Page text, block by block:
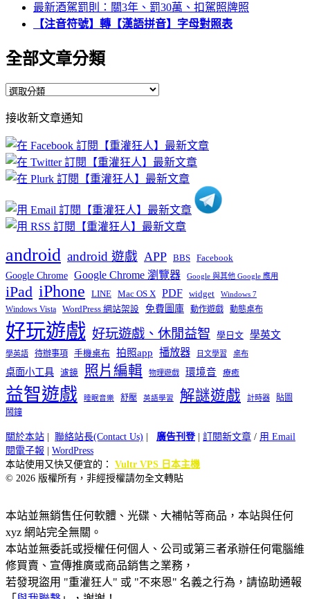
最新酒駕罰則：關3年、罰30萬、扣駕照牌照
【注音符號】轉【漢語拼音】字母對照表
全部文章分類
全
文
章
分
類
接收新文章通知
android android 遊戲 APP BBS Facebook
Google Chrome Google Chrome 瀏覽器 Google 與其他 Google 應用
iPad iPhone LINE Mac OS X PDF widget Windows 7
Windows Vista WordPress 網站架設 免費圖庫 動作遊戲 動態桌布
好玩遊戲 好玩遊戲、休閒益智 學日文 學英文
學英語 待辦事項 手機桌布 拍照app 播放器 日文學習 桌布
桌面小工具 濾鏡 照片編輯 物理遊戲 環境音 療癒
益智遊戲 睡眠音樂 舒壓 英語學習 解謎遊戲 計時器
貼圖
鬧鐘
關於本站 | 聯絡站長(Contact Us) | 廣告刊登| 訂閱新文章 / 用 Email
閱電子報 | WordPress
本站使用又快又便宜的： Vultr VPS 日本主機
© 2026 版權所有，非經授權請勿全文轉貼
本站並無銷售任何軟體、光碟、大補帖等商品，本站與任何
xyz 網站完全無關。
本站並無委託或授權任何個人、公司或第三者承辦任何電腦維
修買賣、宣傳推廣或商品銷售之業務，
若發現盜用 "重灌狂人" 或 "不來恩" 名義之行為，請協助通報